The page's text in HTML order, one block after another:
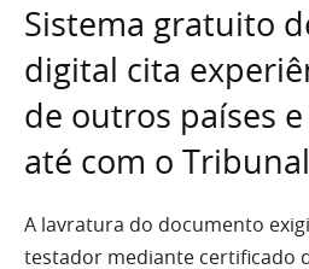
Sistema gratuito
digital cita
de outros países
até com o
A lavratura do documento
testador mediante certificado